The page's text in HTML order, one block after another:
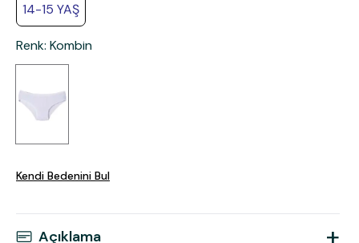
14-15 YAŞ
Renk: Kombin
Kendi Bedenini Bul
Açıklama